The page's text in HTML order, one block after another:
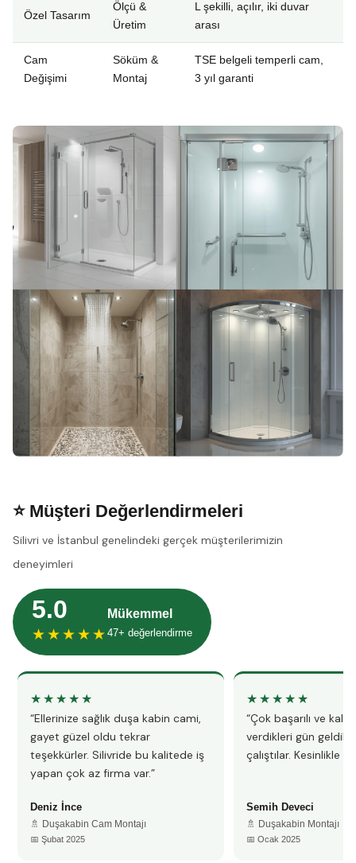
Özel Tasarım
Ölçü &
Üretim
L şekilli, açılır, iki duvar
arası
Cam
Değişimi
Söküm &
Montaj
TSE belgeli temperli cam,
3 yıl garanti
⭐ Müşteri Değerlendirmeleri
Silivri ve İstanbul genelindeki gerçek müşterilerimizin
deneyimleri
5.0
★★★★★
Mükemmel
47+ değerlendirme
★★★★★
“Ellerinize sağlık duşa kabin cami,
gayet güzel oldu tekrar
teşekkürler. Silivride bu kalitede iş
yapan çok az firma var.”
Deniz İnce
🚿 Duşakabin Cam Montajı
📅 Şubat 2025
★★★★★
“Çok başarılı ve
verdikleri gün
çalıştılar. Kesinlikle
Semih Deveci
🚿 Duşakabin Montajı
📅 Ocak 2025